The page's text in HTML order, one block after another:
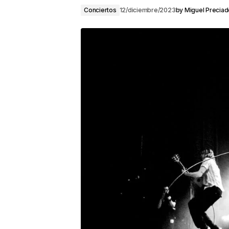
Conciertos 12/diciembre/2023by Miguel